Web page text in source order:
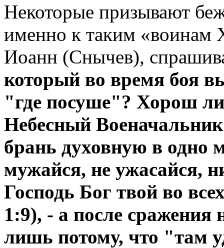
Некоторые призывают
именно к таким «воинам
Иоанн (Снычев),
который во время боя
"где посуше"? Хорош ли
Небесный
брань духовную в одно
мужайся, не ужасайся,
Господь Бог твой во
1:9), - а после сражения
лишь потому, что "там